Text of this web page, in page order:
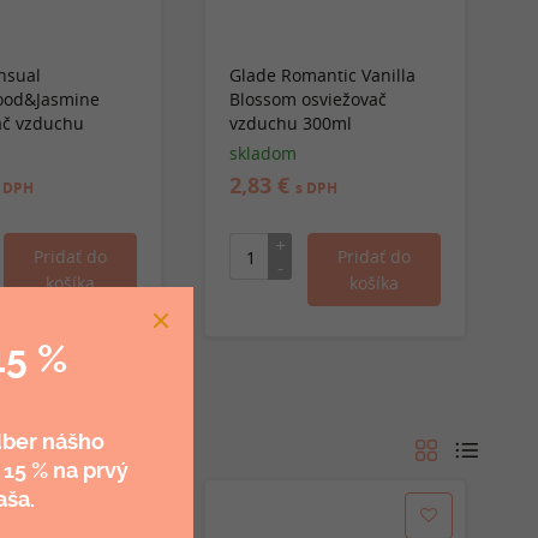
vzduchu
DPH
Glade Romantic Vanilla
Blossom osviežovač
vzduchu 300ml
skladom
2,83 € s DPH
%
nášho
%na prvý